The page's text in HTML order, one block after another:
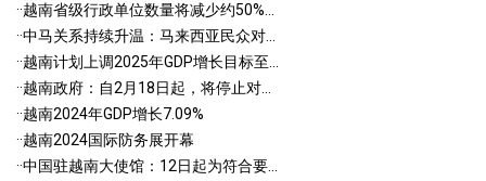
··越南省级行政单位数量将减少约50%...
··中马关系持续升温：马来西亚民众对...
··越南计划上调2025年GDP增长目标至...
··越南政府：自2月18日起，将停止对...
··越南2024年GDP增长7.09%
··越南2024国际防务展开幕
··中国驻越南大使馆：12日起为符合要...